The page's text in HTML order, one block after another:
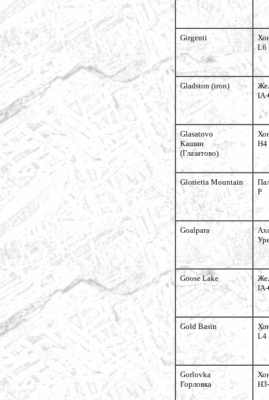
Girgenti
L6
Gladston (iron)
IA-
Glasatovo
Кашин
(Глазатово)
H4
Glorietta Mountain
P
Goalpara
Goose Lake
IA-
Gold Basin
L4
Gorlovka
Горловка